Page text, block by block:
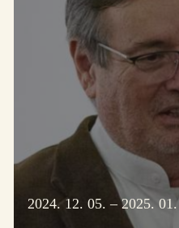
2024. 12. 05. – 2025.